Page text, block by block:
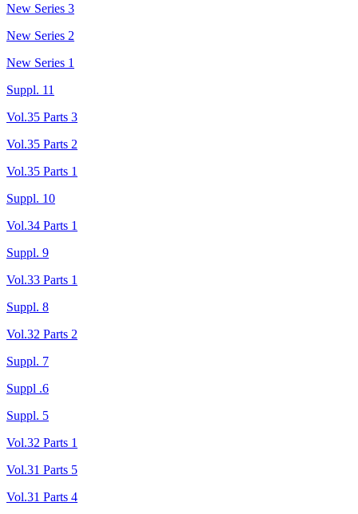
New Series 3
New Series 2
New Series 1
Suppl. 11
Vol.35 Parts 3
Vol.35 Parts 2
Vol.35 Parts 1
Suppl. 10
Vol.34 Parts 1
Suppl. 9
Vol.33 Parts 1
Suppl. 8
Vol.32 Parts 2
Suppl. 7
Suppl .6
Suppl. 5
Vol.32 Parts 1
Vol.31 Parts 5
Vol.31 Parts 4